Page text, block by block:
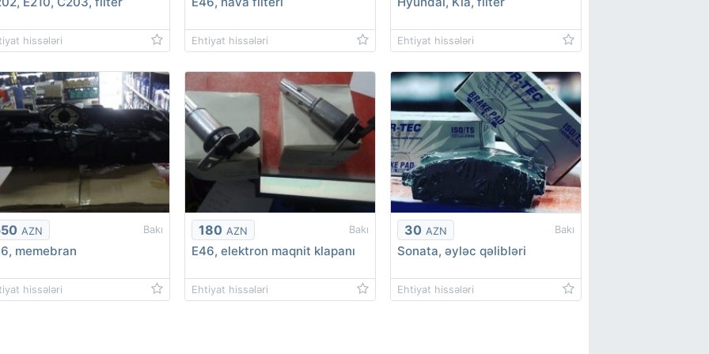
hissələri Ehtiyat hissələri Ehtiyat hissələri
AZN Bakı
memebran
hissələri
180 AZN Bakı
E46, elektron maqnit klapanı
Ehtiyat hissələri
30 AZN Bakı
Sonata, əyləc qəlibləri
Ehtiyat hissələri